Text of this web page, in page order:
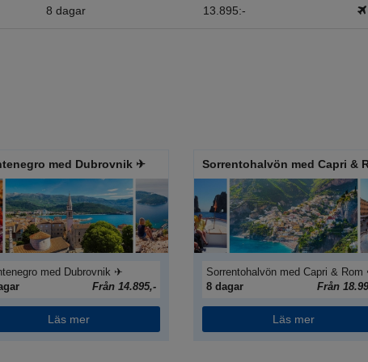
8 dagar 13.895:-
med Dubrovnik ✈
med Dubrovnik ✈
Från 14.895,-
Läs mer
Sorrentohalvön med Capri & Rom
8 dagar
Från
Läs mer